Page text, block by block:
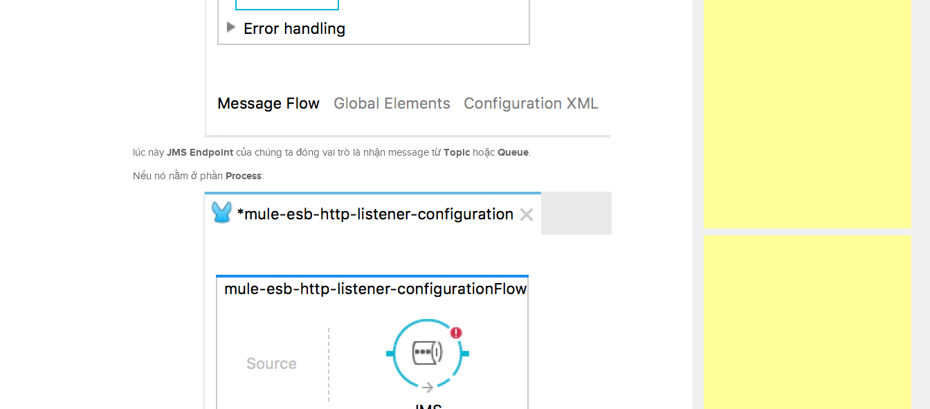
lúc này JMS Endpoint của chúng ta đóng vai trò là nhận message từ Topic hoặc Queue.
Nếu nó nằm ở phần Process: